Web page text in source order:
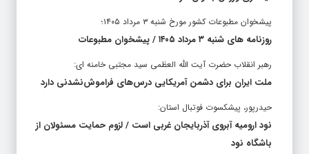
پیشخوان مطبوعات کشور مورخ شنبه ۳ مرداد ۱۴۰۵؛
روزنامه های شنبه ۳ مرداد ۱۴۰۵ / پیشخوان مطبوعات
رهبر انقلاب حضرت آیت الله العظمی سید مجتبی خامنه ای:
ملت ایران برای دشمن آمریکایی درس‌های فراموش‌نشدنی دارد
حیدرپور، پیشکسوت فوتبال استان:
نود ارومیه آبروی آذربایجان غربی است / لزوم حمایت مسئولان از
باشگاه نود